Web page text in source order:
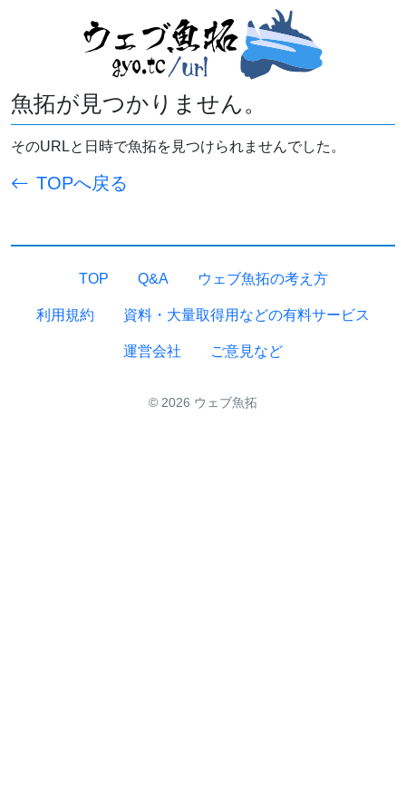
魚拓が見つかりません。
そのURLと日時で魚拓を見つけられませんでした。
TOPへ戻る
TOP Q&A ウェブ魚拓の考え方
利用規約 資料・大量取得用などの有料サービス
運営会社 ご意見など
© 2026 ウェブ魚拓